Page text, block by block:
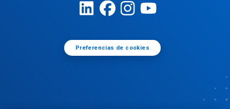
Preferencias de cookies